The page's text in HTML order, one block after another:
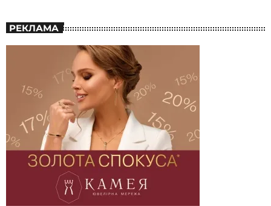
РЕКЛАМА